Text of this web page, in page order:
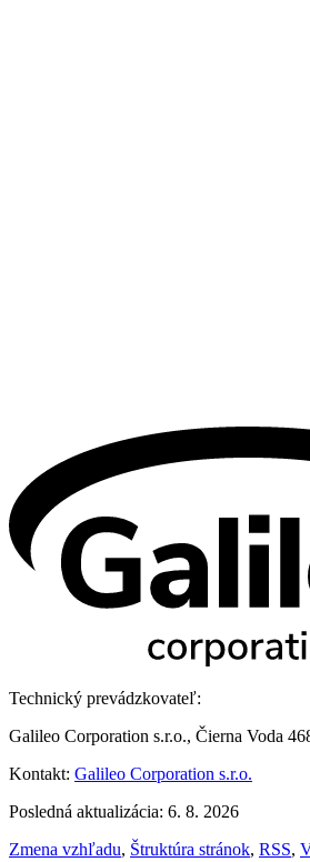
Technický prevádzkovateľ:
Galileo Corporation s.r.o., Čierna Voda
Kontakt: Galileo Corporation s.r.o.
Posledná aktualizácia: 6. 8. 2026
Zmena vzhľadu, Štruktúra stránok, RSS,